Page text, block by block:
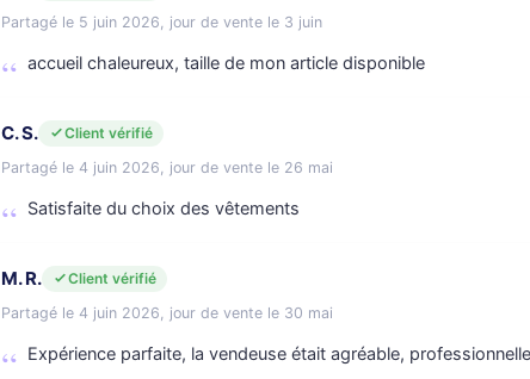
Partagé le 5 juin 2026, jour de vente le 3 juin
accueil chaleureux, taille de mon article disponible
C. S.
Client vérifié
Partagé le 4 juin 2026, jour de vente le 26 mai
Satisfaite du choix des vêtements
M. R.
Client vérifié
Partagé le 4 juin 2026, jour de vente le 30 mai
Expérience parfaite, la vendeuse était agréable,